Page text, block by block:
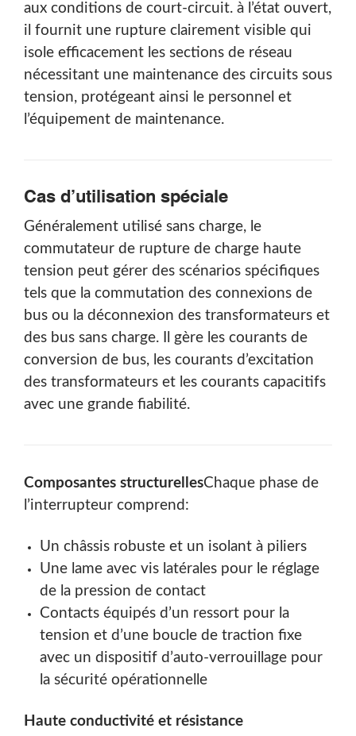
aux conditions de court-circuit. à l’état ouvert,
il fournit une rupture clairement visible qui
isole efficacement les sections de réseau
nécessitant une maintenance des circuits sous
tension, protégeant ainsi le personnel et
l’équipement de maintenance.
Cas d’utilisation spéciale
Généralement utilisé sans charge, le
commutateur de rupture de charge haute
tension peut gérer des scénarios spécifiques
tels que la commutation des connexions de
bus ou la déconnexion des transformateurs et
des bus sans charge. Il gère les courants de
conversion de bus, les courants d’excitation
des transformateurs et les courants capacitifs
avec une grande fiabilité.
Composantes structurellesChaque phase de
l’interrupteur comprend:
Un châssis robuste et un isolant à piliers
Une lame avec vis latérales pour le réglage
de la pression de contact
Contacts équipés d’un ressort pour la
tension et d’une boucle de traction fixe
avec un dispositif d’auto-verrouillage pour
la sécurité opérationnelle
Haute conductivité et résistance